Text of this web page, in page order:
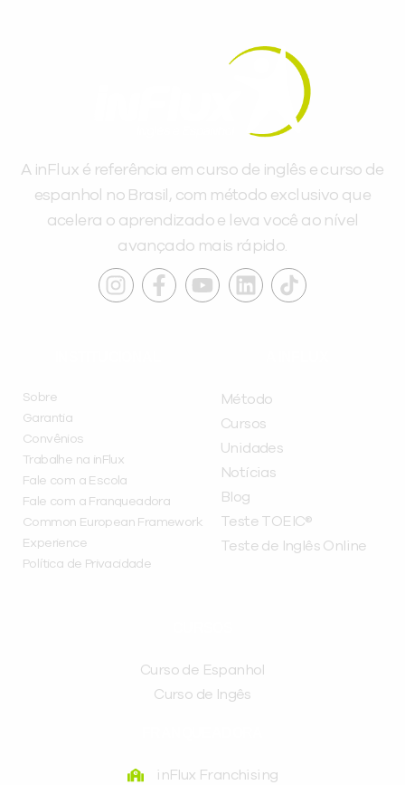
A inFlux é referência em curso de inglês e curso de
espanhol no Brasil, com método exclusivo que
acelera o aprendizado e leva você ao nível
avançado mais rápido.
Sobre
Garantia
Convênios
Trabalhe na inFlux
Fale com a Escola
Fale com a Franqueadora
Common European Framework
Experience
Política de Privacidade
Método
Cursos
Unidades
Notícias
Blog
Teste TOEIC®
Teste de Inglês Online
Curso de Espanhol
Curso de Ingês
inFlux Franchising